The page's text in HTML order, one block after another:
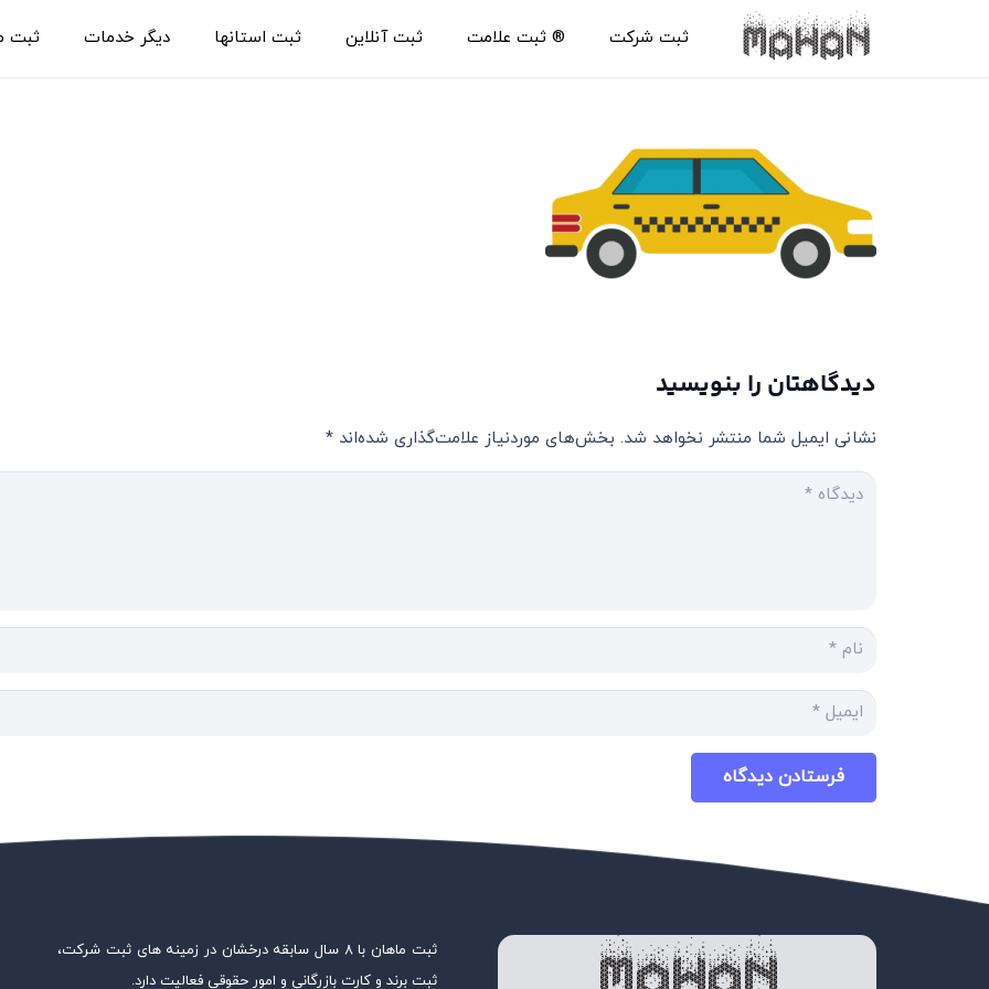
ثبت شرکت ®️ ثبت علامت ثبت آنلاین ثبت استانها دیگر خدمات ثبت
دیدگاهتان را بنویسید
نشانی ایمیل شما منتشر نخواهد شد. بخش‌های موردنیاز علامت‌گذاری شده‌اند *
فرستادن دیدگاه
ثبت ماهان با ۸ سال سابقه درخشان در زمینه های ثبت شرکت،
ثبت برند و کارت بازرگانی و امور حقوقی فعالیت دارد.